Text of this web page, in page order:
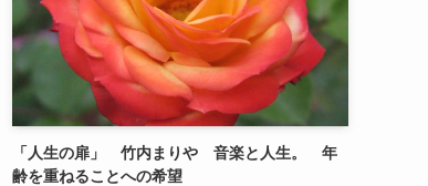
「人生の扉」 竹内まりや 音楽と人生。 年
齢を重ねることへの希望